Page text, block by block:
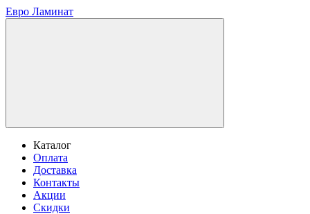
Евро Ламинат
Каталог
Оплата
Доставка
Контакты
Акции
Скидки